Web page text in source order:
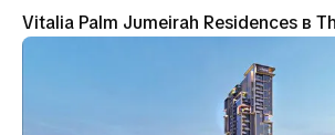
Vitalia Palm Jumeirah Residences в